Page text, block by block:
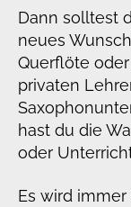
Dann solltest
neues
Querflöte
privaten
hast du die
oder
Es wird